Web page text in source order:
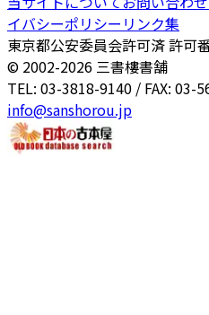
イバシーポリシー リンク集
東京都公安委員会許可済 許可
© 2002-2026 三書樓書舗
TEL: 03-3818-9140 / FAX: 03-
info@sanshorou.jp